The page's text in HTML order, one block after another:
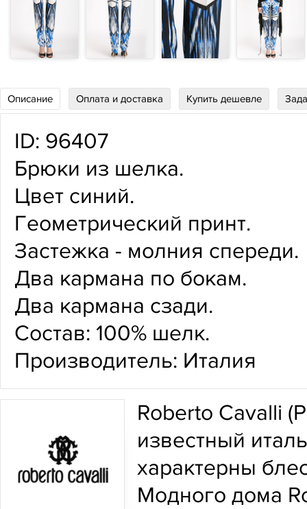
Описание Оплата и доставка Купить дешевле
ID: 96407
Брюки из шелка.
Цвет синий.
Геометрический принт.
Застежка - молния спереди.
Два кармана по бокам.
Два кармана сзади.
Состав: 100% шелк.
Производитель: Италия
Roberto Cavalli
известный
характерны
Модного дома